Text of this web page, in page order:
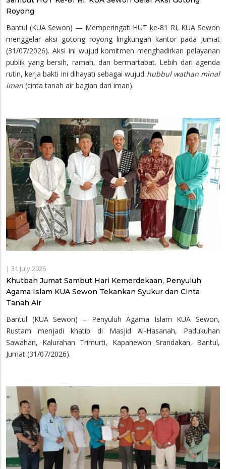
Royong
Bantul (KUA Sewon) — Memperingati HUT ke-81 RI, KUA Sewon
menggelar aksi gotong royong lingkungan kantor pada Jumat
(31/07/2026). Aksi ini wujud komitmen menghadirkan pelayanan
publik yang bersih, ramah, dan bermartabat. ​Lebih dari agenda
rutin, kerja bakti ini dihayati sebagai wujud hubbul wathan minal
iman (cinta tanah air bagian dari iman).
| 31 July 2026
Khutbah Jumat Sambut Hari Kemerdekaan, Penyuluh
Agama Islam KUA Sewon Tekankan Syukur dan Cinta
Tanah Air
Bantul (KUA Sewon) – Penyuluh Agama Islam KUA Sewon,
Rustam menjadi khatib di Masjid Al-Hasanah, Padukuhan
Sawahan, Kalurahan Trimurti, Kapanewon Srandakan, Bantul,
Jumat (31/07/2026).